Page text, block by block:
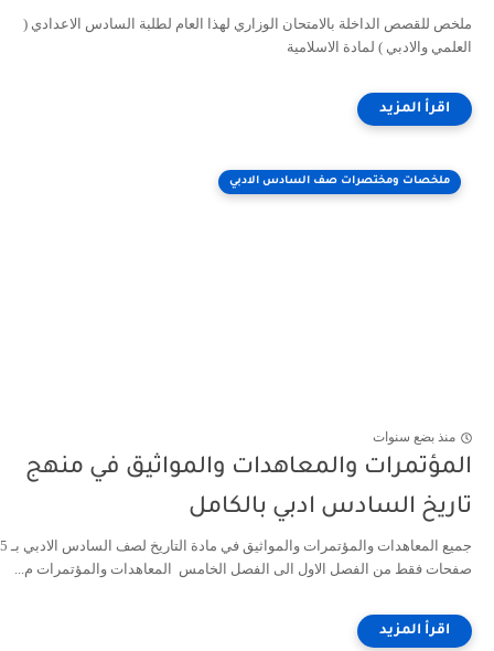
ملخص للقصص الداخلة بالامتحان الوزاري لهذا العام لطلبة السادس الاعدادي (
العلمي والادبي ) لمادة الاسلامية
ملخصات ومختصرات صف السادس الادبي
منذ بضع سنوات
المؤتمرات والمعاهدات والمواثيق في منهج
تاريخ السادس ادبي بالكامل
جميع المعاهدات والمؤتمرات والمواثيق في مادة التاريخ لصف السادس الادبي بـ 5
صفحات فقط من الفصل الاول الى الفصل الخامس المعاهدات والمؤتمرات م...